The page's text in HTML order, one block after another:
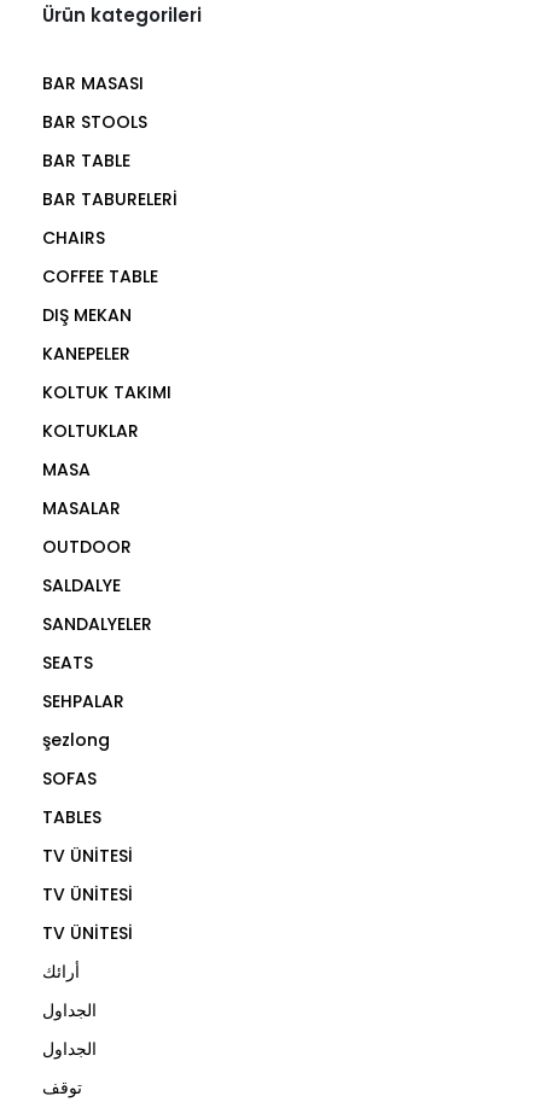
Ürün kategorileri
BAR MASASI
BAR STOOLS
BAR TABLE
BAR TABURELERİ
CHAIRS
COFFEE TABLE
DIŞ MEKAN
KANEPELER
KOLTUK TAKIMI
KOLTUKLAR
MASA
MASALAR
OUTDOOR
SALDALYE
SANDALYELER
SEATS
SEHPALAR
şezlong
SOFAS
TABLES
TV ÜNİTESİ
TV ÜNİTESİ
TV ÜNİTESİ
أرائك
الجداول
الجداول
توقف